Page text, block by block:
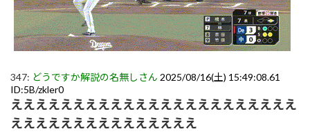
347: どうですか解説の名無しさん 2025/08/16(土) 15:49:08.61
ID:5B/zkler0
えええええええええええええええええええええええ
えええええええええええええええ